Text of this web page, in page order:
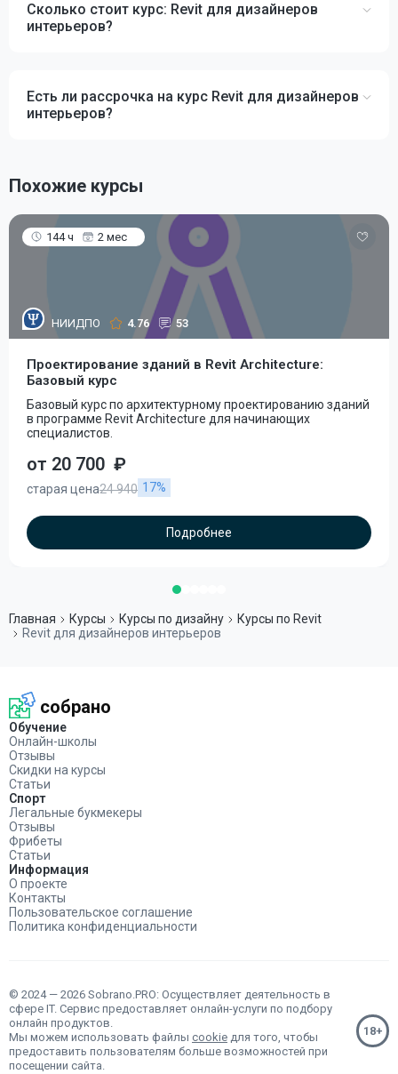
Сколько стоит курс: Revit для дизайнеров
интерьеров?
Есть ли рассрочка на курс Revit для дизайнеров
интерьеров?
Похожие курсы
144 ч 2 мес
НИИДПО 4.76 53
Проектирование зданий в Revit Architecture:
Базовый курс
Базовый курс по архитектурному проектированию зданий
в программе Revit Architecture для начинающих
специалистов.
от 20 700 ₽
старая цена24 940 17%
Подробнее
Главная Курсы Курсы по дизайну
Курсы по Revit
Revit для дизайнеров интерьеров
собрано
Обучение
Онлайн-школы
Отзывы
Скидки на курсы
Статьи
Спорт
Легальные букмекеры
Отзывы
Фрибеты
Статьи
Информация
О проекте
Контакты
Пользовательское соглашение
Политика конфиденциальности
© 2024 — 2026 Sobrano.PRO: Осуществляет деятельность в
сфере IT. Сервис предоставляет онлайн-услуги по подбору
онлайн продуктов.
Мы можем использовать файлы cookie для того, чтобы
предоставить пользователям больше возможностей при
посещении сайта.